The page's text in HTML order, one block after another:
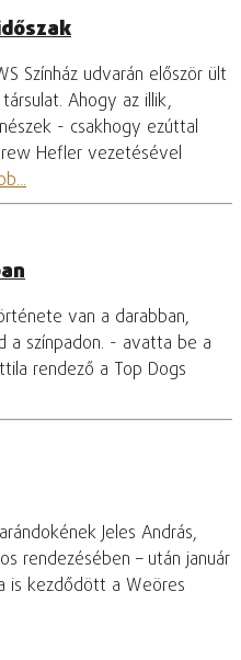
Színház udvarán először ült
Ahogy az illik,
- csakhogy ezúttal
Hefler vezetésével
van a darabban,
a színpadon. - avatta be a
rendező a Top Dogs
Jeles András,
rendezésében – után január
is kezdődött a Weöres